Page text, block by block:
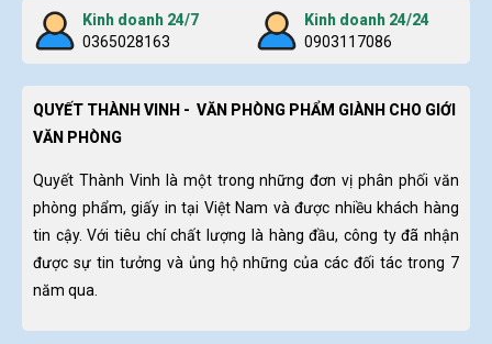
Kinh doanh 24/7
0365028163
Kinh doanh 24/24
0903117086
QUYẾT THÀNH VINH - VĂN PHÒNG PHẨM GIÀNH CHO GIỚI
VĂN PHÒNG
Quyết Thành Vinh là một trong những đơn vị phân phối văn
phòng phẩm, giấy in tại Việt Nam và được nhiều khách hàng
tin cậy. Với tiêu chí chất lượng là hàng đầu, công ty đã nhận
được sự tin tưởng và ủng hộ những của các đối tác trong 7
năm qua.